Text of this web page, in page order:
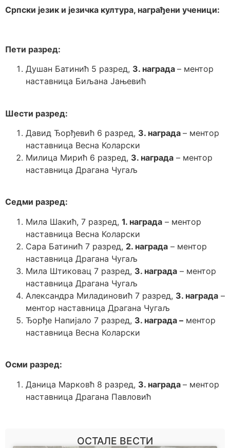
Српски језик и језичка култура, награђени ученици:
Пети разред:
Душан Батинић 5 разред, 3. награда – ментор
наставница Биљана Јањевић
Шести разред:
Давид Ђорђевић 6 разред, 3. награда – ментор
наставница Весна Коларски
Милица Мирић 6 разред, 3. награда – ментор
наставница Драгана Чугаљ
Седми разред:
Мила Шакић, 7 разред, 1. награда – ментор
наставница Весна Коларски
Сара Батинић 7 разред, 2. награда – ментор
наставница Драгана Чугаљ
Мила Штиковац 7 разред, 3. награда – ментор
наставница Драгана Чугаљ
Александра Миладиновић 7 разред, 3. награда –
ментор наставница Драгана Чугаљ
Ђорђе Напијало 7 разред, 3. награда – ментор
наставница Весна Коларски
Осми разред:
Даница Марковћ 8 разред, 3. награда – ментор
наставница Драгана Павловић
ОСТАЛЕ ВЕСТИ